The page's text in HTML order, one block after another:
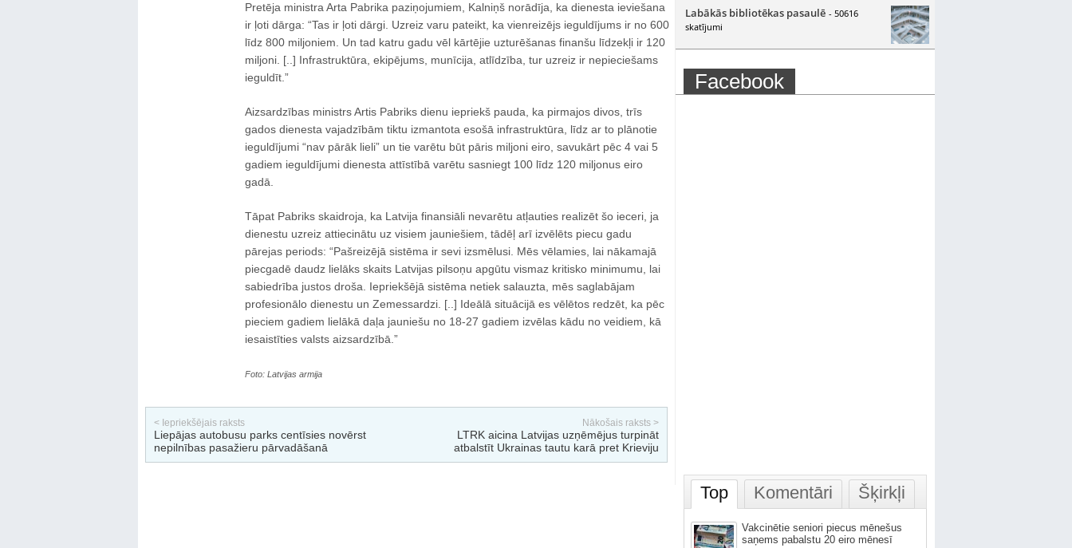
Pretēja ministra Arta Pabrika paziņojumiem, Kalniņš norādīja, ka dienesta ieviešana
ir ļoti dārga: “Tas ir ļoti dārgi. Uzreiz varu pateikt, ka vienreizējs ieguldījums ir no 600
līdz 800 miljoniem. Un tad katru gadu vēl kārtējie uzturēšanas finanšu līdzekļi ir 120
miljoni. [..] Infrastruktūra, ekipējums, munīcija, atlīdzība, tur uzreiz ir nepieciešams
ieguldīt.”
Aizsardzības ministrs Artis Pabriks dienu iepriekš pauda, ka pirmajos divos, trīs
gados dienesta vajadzībām tiktu izmantota esošā infrastruktūra, līdz ar to plānotie
ieguldījumi “nav pārāk lieli” un tie varētu būt pāris miljoni eiro, savukārt pēc 4 vai 5
gadiem ieguldījumi dienesta attīstībā varētu sasniegt 100 līdz 120 miljonus eiro
gadā.
Tāpat Pabriks skaidroja, ka Latvija finansiāli nevarētu atļauties realizēt šo ieceri, ja
dienestu uzreiz attiecinātu uz visiem jauniešiem, tādēļ arī izvēlēts piecu gadu
pārejas periods: “Pašreizējā sistēma ir sevi izsmēlusi. Mēs vēlamies, lai nākamajā
piecgadē daudz lielāks skaits Latvijas pilsoņu apgūtu vismaz kritisko minimumu, lai
sabiedrība justos droša. Iepriekšējā sistēma netiek salauzta, mēs saglabājam
profesionālo dienestu un Zemessardzi. [..] Ideālā situācijā es vēlētos redzēt, ka pēc
pieciem gadiem lielākā daļa jauniešu no 18-27 gadiem izvēlas kādu no veidiem, kā
iesaistīties valsts aizsardzībā.”
Foto: Latvijas armija
< Iepriekšējais raksts
Liepājas autobusu parks centīsies novērst
nepilnības pasažieru pārvadāšanā
Nākošais raksts >
LTRK aicina Latvijas uzņēmējus turpināt
atbalstīt Ukrainas tautu karā pret Krieviju
Labākās bibliotēkas pasaulē - 50616
skatījumi
Facebook
Top Komentāri Šķirkļi
Vakcinētie seniori piecus mēnešus
saņems pabalstu 20 eiro mēnesī